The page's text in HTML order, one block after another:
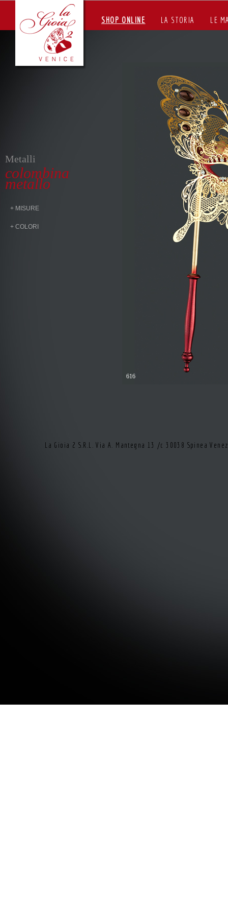
SHOP ONLINE LA STORIA LE
Metalli
colombina
metallo
+ MISURE
+ COLORI
616
La Gioia 2 S.R.L. Via A. Mantegna 13 /c 30038 Spinea